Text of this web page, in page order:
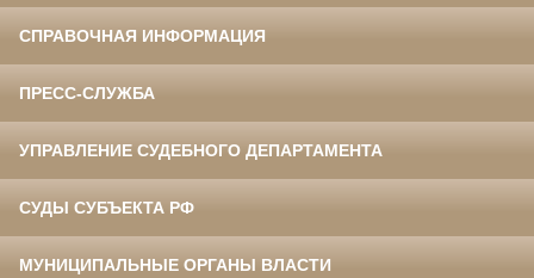
СПРАВОЧНАЯ ИНФОРМАЦИЯ
ПРЕСС-СЛУЖБА
УПРАВЛЕНИЕ СУДЕБНОГО ДЕПАРТАМЕНТА
СУДЫ СУБЪЕКТА РФ
МУНИЦИПАЛЬНЫЕ ОРГАНЫ ВЛАСТИ